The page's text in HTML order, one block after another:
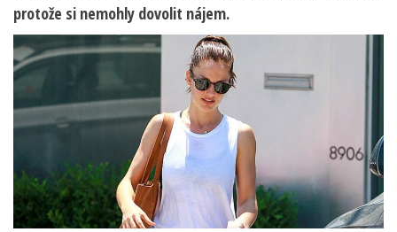
protože si nemohly dovolit nájem.